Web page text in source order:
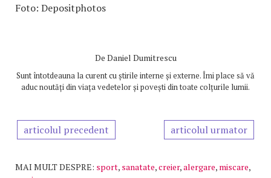
Foto: Depositphotos
De Daniel Dumitrescu
Sunt întotdeauna la curent cu știrile interne și externe. Îmi place să vă
aduc noutăți din viața vedetelor și povești din toate colțurile lumii.
articolul precedent articolul urmator
MAI MULT DESPRE: sport, sanatate,creier,alergare, miscare,